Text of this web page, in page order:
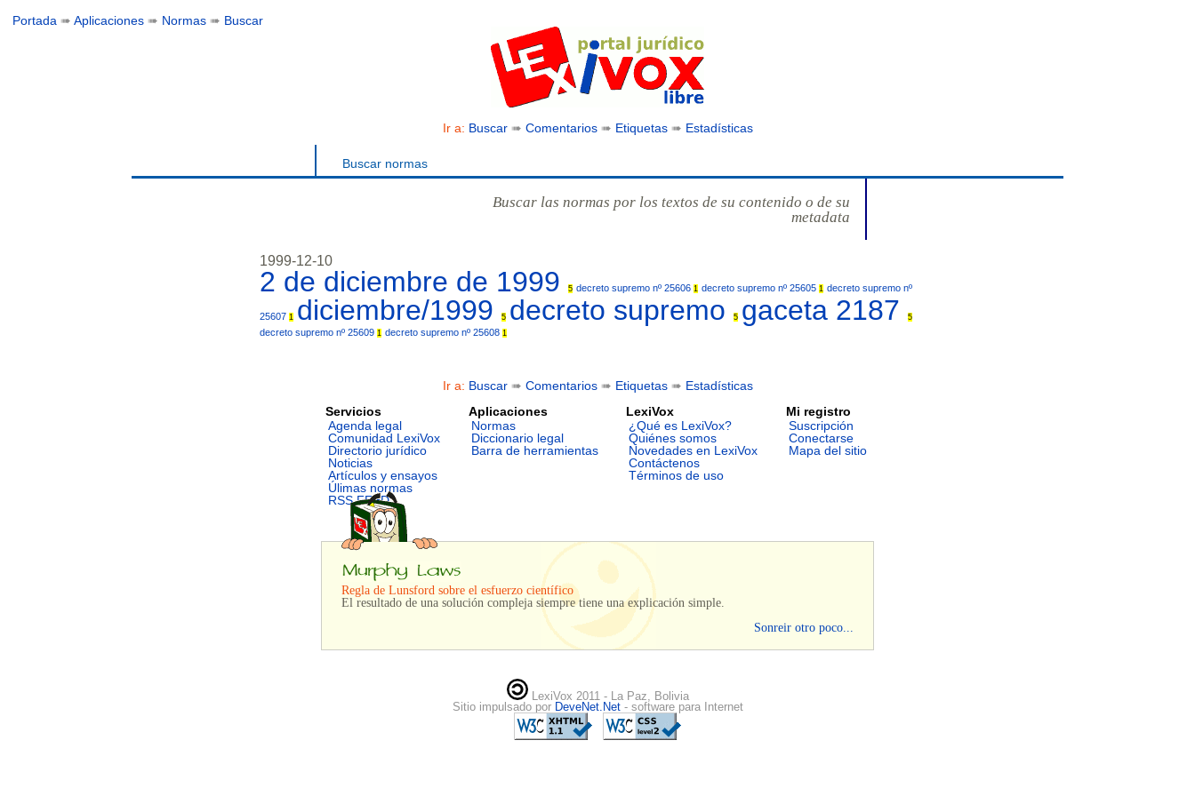
Portada ➠Aplicaciones ➠ Normas ➠ Buscar
Ir a: Buscar➠ Comentarios➠ Etiquetas➠ Estadísticas
Buscar normas
Buscar las normas por los textos de su contenido o de su
metadata
1999-12-10
2 de diciembre de 1999 5 decreto supremo nº 25606 1 decreto supremo nº 25605 1 decreto supremo nº
25607 1 diciembre/1999 5 decreto supremo 5 gaceta 2187 5
decreto supremo nº 25609 1 decreto supremo nº 25608 1
Ir a: Buscar➠ Comentarios➠ Etiquetas➠ Estadísticas
Servicios
Agenda legal
Comunidad LexiVox
Directorio jurídico
Noticias
Artículos y ensayos
Úlimas normas
RSS FEED
Aplicaciones
Normas
Diccionario legal
Barra de herramientas
LexiVox
¿Qué es LexiVox?
Quiénes somos
Novedades en LexiVox
Contáctenos
Términos de uso
Mi registro
Suscripción
Conectarse
Mapa del sitio
Regla de Lunsford sobre el esfuerzo científico
El resultado de una solución compleja siempre tiene una explicación simple.
Sonreir otro poco...
LexiVox 2011 - La Paz, Bolivia
Sitio impulsado por DeveNet.Net - software para Internet